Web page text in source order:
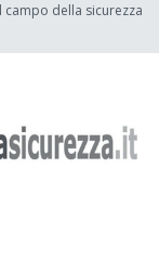
della sicurezza